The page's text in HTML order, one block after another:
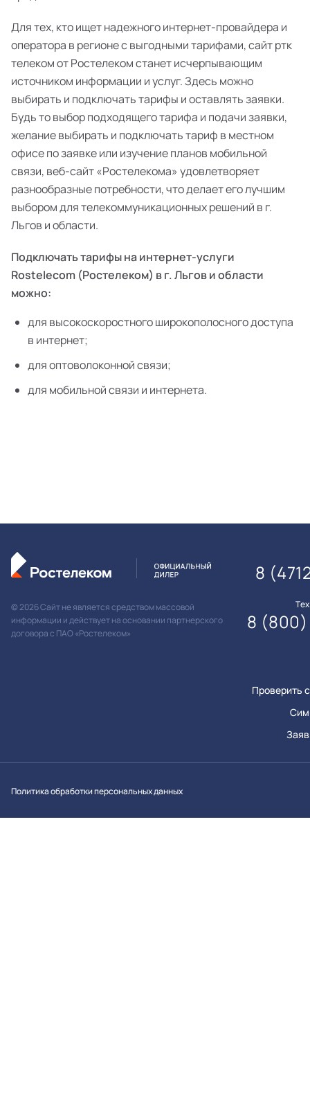
Для тех, кто ищет надежного интернет-провайдера и
оператора в регионе с выгодными тарифами, сайт ртк
телеком от Ростелеком станет исчерпывающим
источником информации и услуг. Здесь можно
выбирать и подключать тарифы и оставлять заявки.
Будь то выбор подходящего тарифа и подачи заявки,
желание выбирать и подключать тариф в местном
офисе по заявке или изучение планов мобильной
связи, веб-сайт «Ростелекома» удовлетворяет
разнообразные потребности, что делает его лучшим
выбором для телекоммуникационных решений в г.
Льгов и области.
Подключать тарифы на интернет-услуги
Rostelecom (Ростелеком) в г. Льгов и области
можно:
для высокоскоростного широкополосного доступа
в интернет;
для оптоволоконной связи;
для мобильной связи и интернета.
© 2026 Сайт не является средством массовой
информации и действует на основании партнерского
договора с ПАО «Ростелеком»
Проверить
8
8
Политика обработки персональных данных